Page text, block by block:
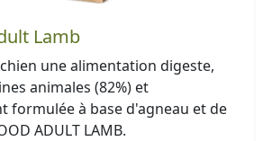
Lamb
une alimentation digeste,
animales (82%) et
formulée à base d'agneau et de
ADULT LAMB.